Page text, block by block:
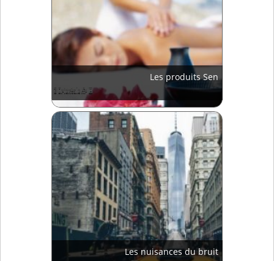
Les produits Sen
Les nuisances du bruit